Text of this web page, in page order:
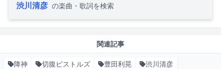
渋川清彦 の楽曲・歌詞を検索
関連記事
降神 切腹ピストルズ 豊田利晃 渋川清彦